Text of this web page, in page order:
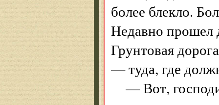
более блекло.
Недавно прошел
Грунтовая
— туда, где
— Вот,